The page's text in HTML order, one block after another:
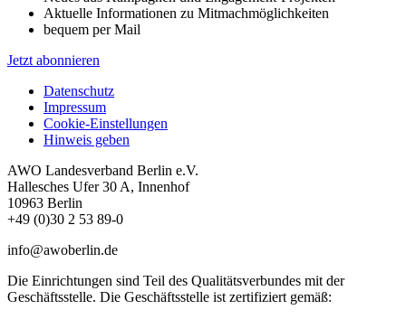
Aktuelle Informationen zu Mitmachmöglichkeiten
bequem per Mail
Jetzt abonnieren
Datenschutz
Impressum
Cookie-Einstellungen
Hinweis geben
AWO Landesverband Berlin e.V.
Hallesches Ufer 30 A, Innenhof
10963 Berlin
+49 (0)30 2 53 89-0
info@awoberlin.de
Die Einrichtungen sind Teil des Qualitätsverbundes mit der
Geschäftsstelle. Die Geschäftsstelle ist zertifiziert gemäß: